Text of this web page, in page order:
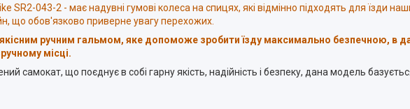
SR2-043-2 - має надувні гумові колеса на спицях, які відмінно підходять для їзди
що обов'язково приверне увагу перехожих.
ручним гальмом, яке допоможе зробити їзду максимально безпечною, в
місці.
самокат, що поєднує в собі гарну якість, надійність і безпеку, дана модель